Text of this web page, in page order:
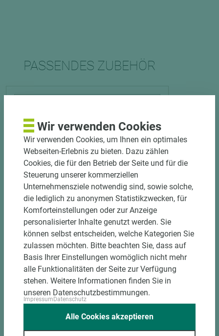
PASSENDES ZUBEHÖR
Dura sidings Imprägnieröl Lavagrau
Länge (mm)
130
Breite (mm)
110
Stärke (mm)
110
Wir verwenden Cookies
Wir verwenden Cookies, um Ihnen ein optimales
Webseiten-Erlebnis zu bieten. Dazu zählen
Cookies, die für den Betrieb der Seite und für die
Steuerung unserer kommerziellen
Unternehmensziele notwendig sind, sowie solche,
die lediglich zu anonymen Statistikzwecken, für
Komforteinstellungen oder zur Anzeige
personalisierter Inhalte genutzt werden. Sie
können selbst entscheiden, welche Kategorien Sie
zulassen möchten. Bitte beachten Sie, dass auf
Basis Ihrer Einstellungen womöglich nicht mehr
alle Funktionalitäten der Seite zur Verfügung
stehen. Weitere Informationen finden Sie in
unseren Datenschutzbestimmungen.
ImpressumDatenschutz
Alle Cookies akzeptieren